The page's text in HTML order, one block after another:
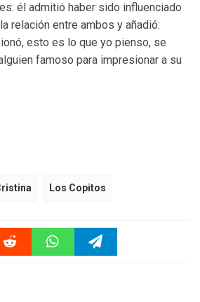
él admitió haber sido influenciado
relación entre ambos y añadió:
esto es lo que yo pienso, se
famoso para impresionar a su
Los Copitos